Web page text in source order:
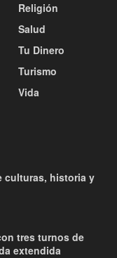
Religión
Salud
Tu Dinero
Turismo
Vida
culturas, historia y
tres turnos de
extendida